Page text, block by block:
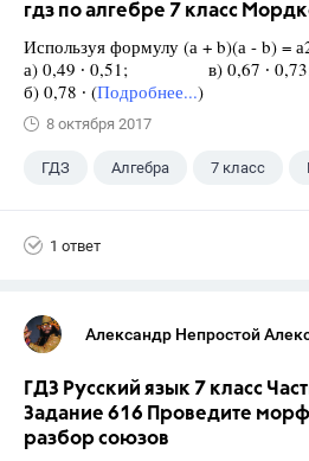
гдз по алгебре 7 класс
Используя формулу (а + b)(а - b) =
а) 0,49 ∙ 0,51; в) 0,67 ∙
б) 0,78 ∙ (Подробнее...)
8 октября 2017
ГДЗ Алгебра 7 класс
1 ответ
Александр Непростой
ГДЗ Русский язык 7 класс
Задание 616 Проведите
разбор союзов